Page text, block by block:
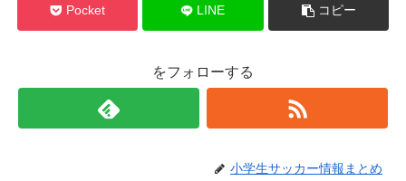
Pocket LINE コピー
をフォローする
小学生サッカー情報まとめ